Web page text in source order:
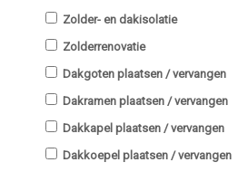
Zolder- en dakisolatie
Zolderrenovatie
Dakgoten plaatsen / vervangen
Dakramen plaatsen / vervangen
Dakkapel plaatsen / vervangen
Dakkoepel plaatsen / vervangen